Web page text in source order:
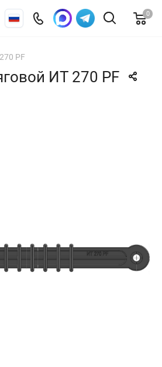
0
PF
ИТ 270 PF